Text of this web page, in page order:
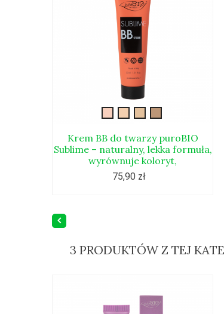
cream-
01
cream-
02
cream-
03
cream-
04
Krem BB do twarzy puroBIO
Sublime – naturalny, lekka formuła,
wyrównuje koloryt,
75,90 zł
3 PRODUKTÓW Z TEJ